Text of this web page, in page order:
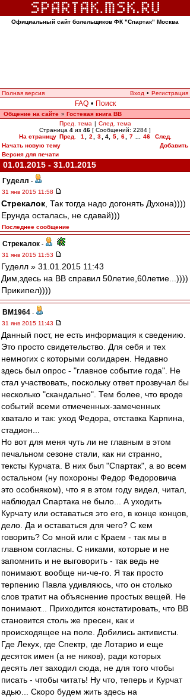
Официальный сайт болельщиков ФК "Спартак" Москва
Полная версия Вход • Регистрация
FAQ • Поиск
Общение на сайте » Гостевая книга ВВ
Пред. тема | След. тема
Страница 4 из 46 [ Сообщений: 2284 ]
На страницу Пред. 1 2 3 4, 5 6 7 46
След.
Начать новую тему
Добавить
Версия для печати
01.01.2015 - 31.01.2015
Гуделл -
31 янв 2015 11:58
Стрекалок , Так тогда надо догонять Духона))))
Ерунда осталась, не сдавай)))
Последнее сообщение
Стрекалок -
31 янв 2015 11:53
Гуделл » 31.01.2015 11:43
Дим,здесь на ВВ справил 50летие,60летие...))))
Прикипел))))
BM1964 -
31 янв 2015 11:43
Данный пост, не есть информация к сведению.
Это просто свидетельство. Для себя и тех
немногих с которыми солидарен. Недавно
здесь был опрос - "главное событие года". Не
стал участвовать, поскольку ответ прозвучал бы
несколько "скандально". Тем более, что вроде
событий всеми отмеченных-замеченных
хватало и так: уход Федора, отставка Карпина,
стадион...
Но вот для меня чуть ли не главным в этом
печальном сезоне стали, как ни странно,
тексты Курчата. В них был "Спартак", а во всем
остальном (ну похороны Федор Федоровича
это особняком), что я в этом году видел, читал,
наблюдал Спартака не было... А уходить
Курчату или оставаться это его, в конце концов,
дело. Да и оставаться для чего? С кем
говорить? Со мной или с Краем - так мы в
главном согласны. С никами, которые и не
запомнить и не выговорить - так ведь не
понимают. вообще ни-че-го. Я так просто
терпению Павла удивляюсь, что он столько
слов тратит на объяснение простых вещей. Не
понимают... Приходится констатировать, что ВВ
становится столь же пресен, как и
происходящее на поле. Добились активисты.
Где Лекух, где Спектр, где Лотарио и еще
десяток имен (а не ников), ради которых
десять лет заходил сюда, не для того чтобы
писать - чтобы читать! Ну что, теперь и Курчат
адью... Скоро будем жить здесь на